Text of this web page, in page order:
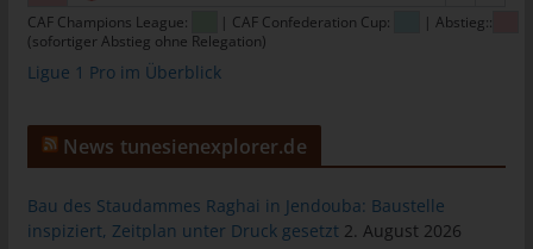
CAF Champions League: | CAF Confederation Cup:
| Abstieg::
(sofortiger Abstieg ohne Relegation)
Ligue 1 Pro im Überblick
News tunesienexplorer.de
Bau des Staudammes Raghai in Jendouba: Baustelle
inspiziert, Zeitplan unter Druck gesetzt 2. August 2026
die Cookie-Setzung nicht möglich wären.
Mittels eines Cookies können die Informationen und Angebote
auf unserer Internetseite im Sinne des Benutzers optimiert
Benutzer unserer Internetseite wiederzuerkennen. Zweck dieser
Wiedererkennung ist es, den Nutzern die Verwendung unserer
Cookies verwendet, muss beispielsweise nicht bei jedem
Besuch der Internetseite erneut seine Zugangsdaten eingeben,